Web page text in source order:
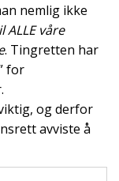
nemlig ikke
våre
. Tingretten har
for
og derfor
avviste å